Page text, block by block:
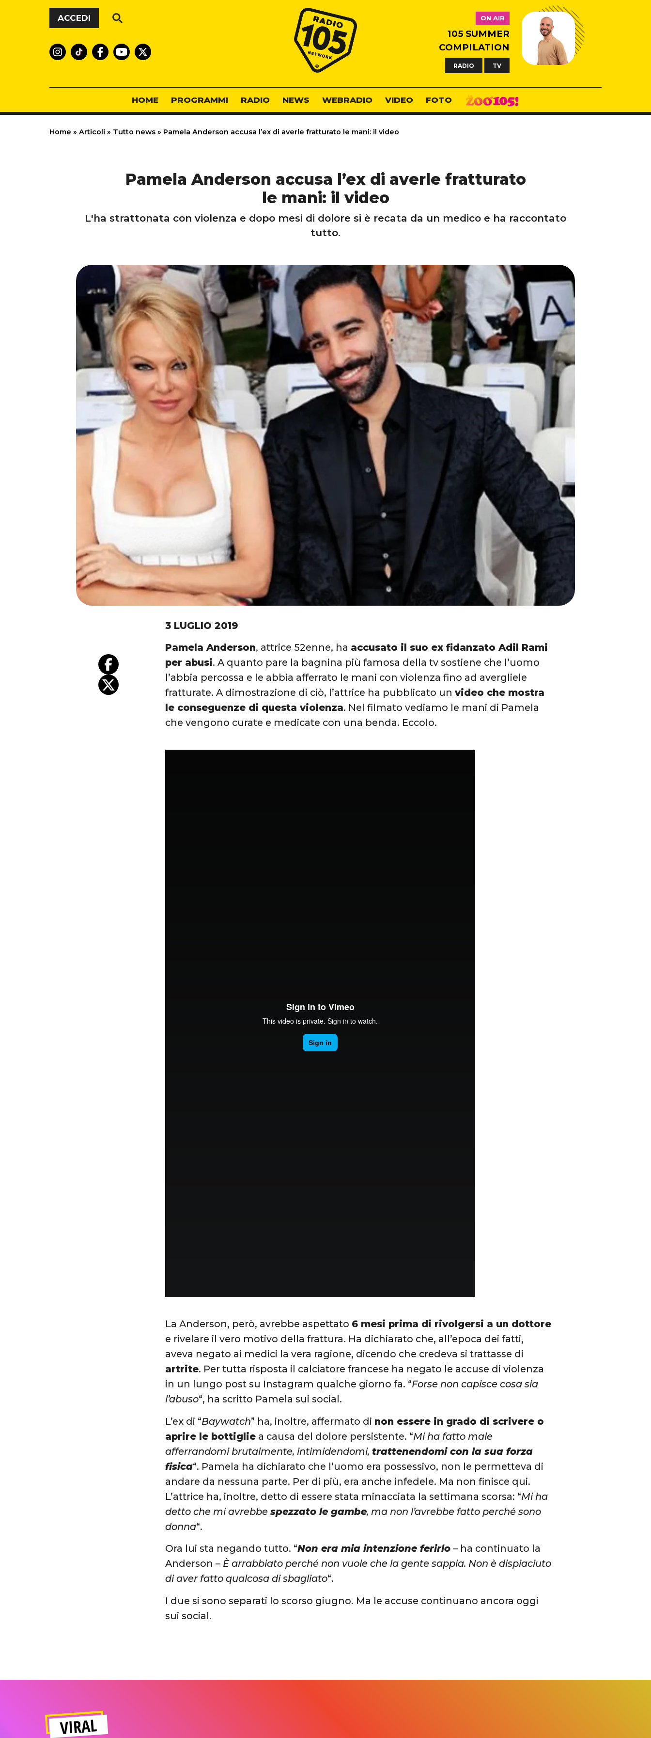
Vai al contenuto
ACCEDI
Radio 105
ON AIR
105 SUMMER
COMPILATION
RADIO TV
HOME PROGRAMMI RADIO NEWS WEBRADIO VIDEO FOTO
Home » Articoli » Tutto news » Pamela Anderson accusa l’ex di averle fratturato le mani: il video
Pamela Anderson accusa l’ex di averle fratturato
le mani: il video
L'ha strattonata con violenza e dopo mesi di dolore si è recata da un medico e ha raccontato
tutto.
3 LUGLIO 2019
Pamela Anderson, attrice 52enne, ha accusato il suo ex fidanzato Adil Rami
per abusi. A quanto pare la bagnina più famosa della tv sostiene che l’uomo
l’abbia percossa e le abbia afferrato le mani con violenza fino ad avergliele
fratturate. A dimostrazione di ciò, l’attrice ha pubblicato unvideo che mostra
le conseguenze di questa violenza. Nel filmato vediamo le mani di Pamela
che vengono curate e medicate con una benda. Eccolo.
La Anderson, però, avrebbe aspettato 6 mesi prima di rivolgersi a un dottore
e rivelare il vero motivo della frattura. Ha dichiarato che, all’epoca dei fatti,
aveva negato ai medici la vera ragione, dicendo che credeva si trattasse di
artrite. Per tutta risposta il calciatore francese ha negato le accuse di violenza
in un lungo post su Instagram qualche giorno fa. “Forse non capisce cosa sia
l’abuso“, ha scritto Pamela sui social.
L’ex di “Baywatch” ha, inoltre, affermato di non essere in grado di scrivere o
aprire le bottiglie a causa del dolore persistente. “Mi ha fatto male
afferrandomi brutalmente, intimidendomi,trattenendomi con la sua forza
fisica“. Pamela ha dichiarato che l’uomo era possessivo, non le permetteva di
andare da nessuna parte. Per di più, era anche infedele. Ma non finisce qui.
L’attrice ha, inoltre, detto di essere stata minacciata la settimana scorsa: “Mi ha
detto che mi avrebbespezzato le gambe, ma non l’avrebbe fatto perché sono
donna“.
Ora lui sta negando tutto. “Non era mia intenzione ferirlo – ha continuato la
Anderson – È arrabbiato perché non vuole che la gente sappia. Non è dispiaciuto
di aver fatto qualcosa di sbagliato“.
I due si sono separati lo scorso giugno. Ma le accuse continuano ancora oggi
sui social.
VIRAL